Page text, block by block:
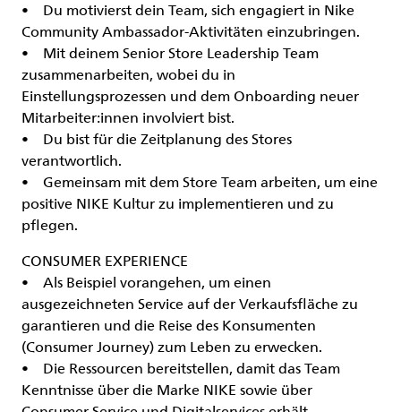
• Du motivierst dein Team, sich engagiert in Nike
Community Ambassador-Aktivitäten einzubringen.
• Mit deinem Senior Store Leadership Team
zusammenarbeiten, wobei du in
Einstellungsprozessen und dem Onboarding neuer
Mitarbeiter:innen involviert bist.
• Du bist für die Zeitplanung des Stores
verantwortlich.
• Gemeinsam mit dem Store Team arbeiten, um eine
positive NIKE Kultur zu implementieren und zu
pflegen.
CONSUMER EXPERIENCE
• Als Beispiel vorangehen, um einen
ausgezeichneten Service auf der Verkaufsfläche zu
garantieren und die Reise des Konsumenten
(Consumer Journey) zum Leben zu erwecken.
• Die Ressourcen bereitstellen, damit das Team
Kenntnisse über die Marke NIKE sowie über